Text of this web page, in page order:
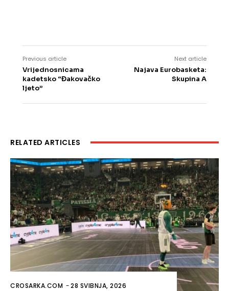
Previous article
Vrijednosnicama
kadetsko “Đakovačko
ljeto”
Next article
Najava Eurobasketa:
Skupina A
RELATED ARTICLES
CROSARKA.COM -28 SVIBNJA, 2026